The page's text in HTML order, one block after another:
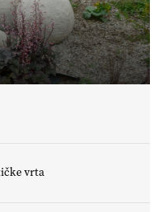
vrta